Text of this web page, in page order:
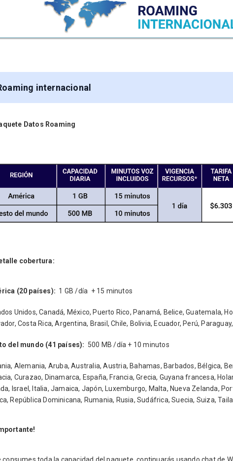
internacional
Datos Roaming
cobertura:
(20 países): 1 GB /día + 15 minutos
Unidos, Canadá, México, Puerto Rico, Panamá, Belice, Guatemala,
Costa Rica, Argentina, Brasil, Chile, Bolivia, Ecuador, Perú,
del mundo (41 países): 500 MB /día + 10 minutos
Alemania, Aruba, Australia, Austria, Bahamas, Barbados, Bélgica,
Curazao, Dinamarca, España, Francia, Grecia, Guyana francesa,
Israel, Italia, Jamaica, Japón, Luxemburgo, Malta, Nueva Zelanda,
República Dominicana, Rumania, Rusia, Sudáfrica, Suecia, Suiza,